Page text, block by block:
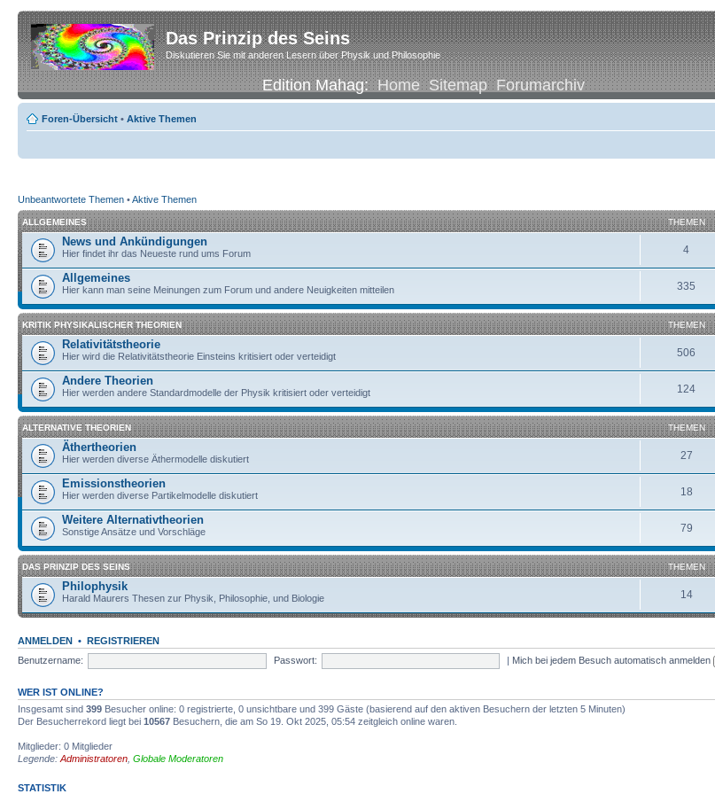
Das Prinzip des Seins
Diskutieren Sie mit anderen Lesern über Physik und Philosophie
Edition Mahag:Home Sitemap Forumarchiv
Foren-Übersicht • Aktive Themen
Unbeantwortete Themen •Aktive Themen
ALLGEMEINES THEMEN
News und Ankündigungen
Hier findet ihr das Neueste rund ums Forum 4
Allgemeines
Hier kann man seine Meinungen zum Forum und andere Neuigkeiten mitteilen 335
KRITIK PHYSIKALISCHER THEORIEN THEMEN
Relativitätstheorie
Hier wird die Relativitätstheorie Einsteins kritisiert oder verteidigt 506
Andere Theorien
Hier werden andere Standardmodelle der Physik kritisiert oder verteidigt 124
ALTERNATIVE THEORIEN THEMEN
Äthertheorien
Hier werden diverse Äthermodelle diskutiert 27
Emissionstheorien
Hier werden diverse Partikelmodelle diskutiert 18
Weitere Alternativtheorien
Sonstige Ansätze und Vorschläge 79
DAS PRINZIP DES SEINS THEMEN
Philophysik
Harald Maurers Thesen zur Physik, Philosophie, und Biologie 14
ANMELDEN • REGISTRIEREN
Benutzername:
Passwort: | Mich bei jedem Besuch automatisch anmelden
WER IST ONLINE?
Insgesamt sind 399 Besucher online: 0 registrierte, 0 unsichtbare und 399 Gäste (basierend auf den aktiven Besuchern der letzten 5 Minuten)
Der Besucherrekord liegt bei 10567 Besuchern, die am So 19. Okt 2025, 05:54 zeitgleich online waren.
Mitglieder: 0 Mitglieder
Legende: Administratoren Globale Moderatoren
STATISTIK